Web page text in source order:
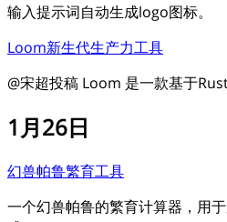
输入提示词自动生成logo图标。
Loom新生代生产力工具
@宋超投稿 Loom 是一款基于
1月26日
幻兽帕鲁繁育工具
一个幻兽帕鲁的繁育计算器，用